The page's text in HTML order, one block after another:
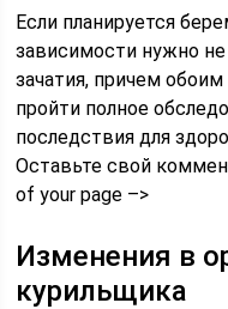
Если планируется
зависимости нужно
зачатия, причем
пройти полное
последствия для
Оставьте свой
of your page –>
Изменения в
курильщика